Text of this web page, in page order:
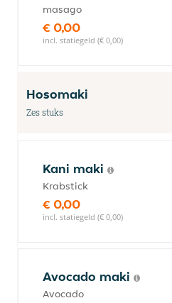
masago
€ 0,00
incl. statiegeld (€ 0,00)
Hosomaki
Zes stuks
Kani maki
Krabstick
€ 0,00
incl. statiegeld (€ 0,00)
Avocado maki
Avocado